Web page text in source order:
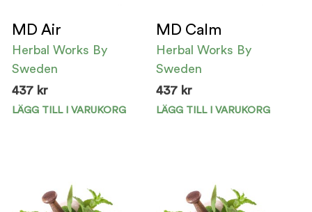
MD Air
Herbal Works By
Sweden
437 kr
LÄGG TILL I VARUKORG
MD Calm
Herbal Works By
Sweden
437 kr
LÄGG TILL I VARUKORG